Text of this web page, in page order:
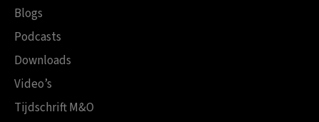
Blogs
Podcasts
Downloads
Video’s
Tijdschrift M&O